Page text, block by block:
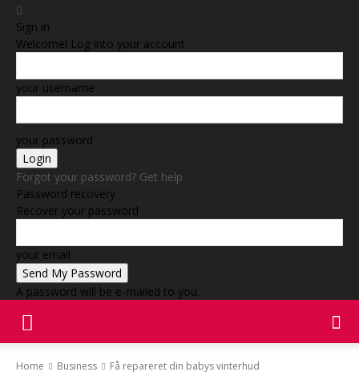
Sign in
Welcome! Log into your account
your username
your password
Forgot your password? Get help
Password recovery
Recover your password
your email
A password will be e-mailed to you.
Home Business Få repareret din babys vinterhud